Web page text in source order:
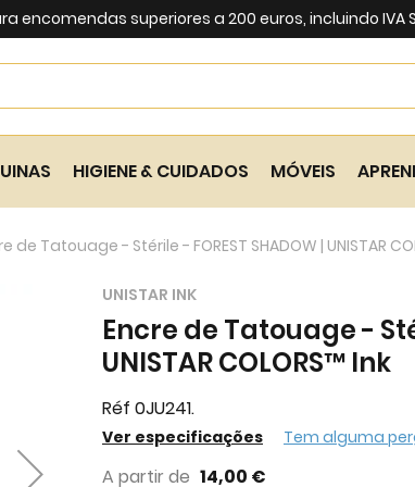
encomendas superiores a 200 euros, incluindo IVA
Search
HIGIENE & CUIDADOS MÓVEIS
de Tatouage - Stérile - FOREST SHADOW | UNISTAR
UNISTAR INK
Encre de Tatouage -
UNISTAR COLORS™ Ink
Réf 0JU241.
A partir de 14,00 €
Ver especificações Tem alguma